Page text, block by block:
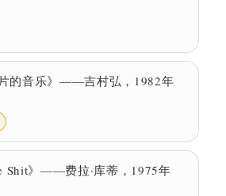
的音乐》——吉村弘，1982年
Shit》——费拉·库蒂，1975年